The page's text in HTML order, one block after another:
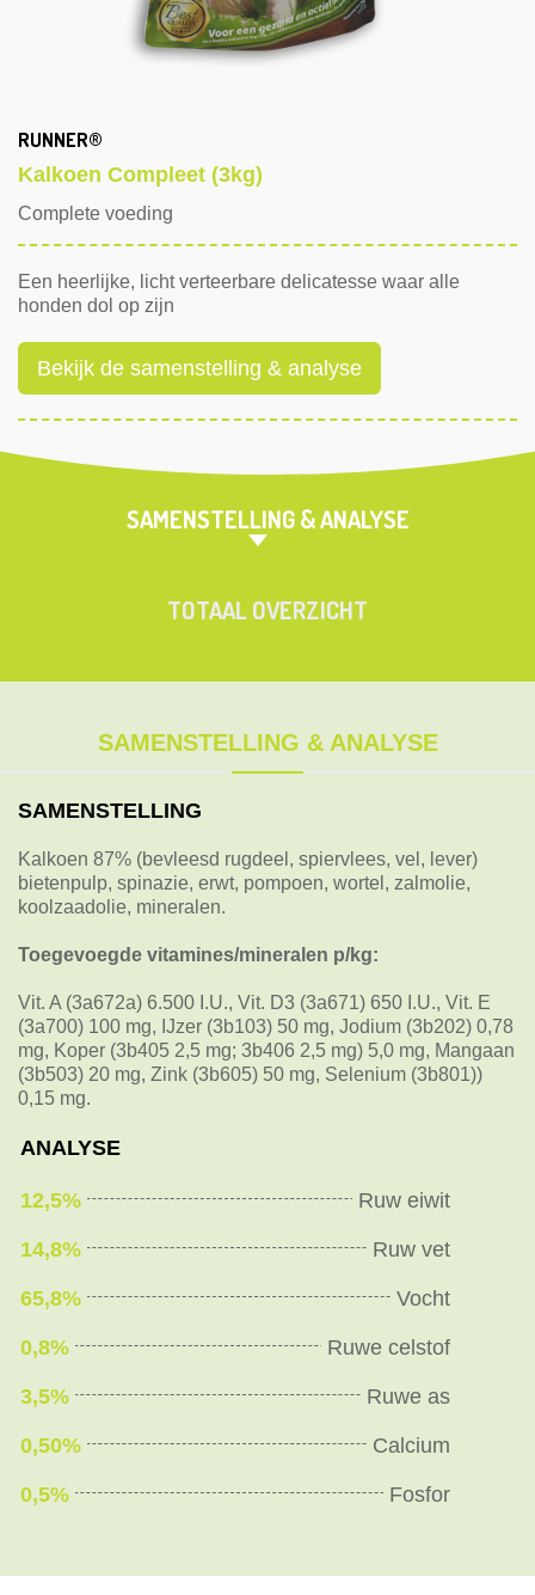
RUNNER®
Kalkoen Compleet (3kg)
Complete voeding
Een heerlijke, licht verteerbare delicatesse waar alle
honden dol op zijn
Bekijk de samenstelling & analyse
SAMENSTELLING & ANALYSE
TOTAAL OVERZICHT
SAMENSTELLING & ANALYSE
SAMENSTELLING
Kalkoen 87% (bevleesd rugdeel, spiervlees, vel, lever)
bietenpulp, spinazie, erwt, pompoen, wortel, zalmolie,
koolzaadolie, mineralen.
Toegevoegde vitamines/mineralen p/kg:
Vit. A (3a672a) 6.500 I.U., Vit. D3 (3a671) 650 I.U., Vit. E
(3a700) 100 mg, IJzer (3b103) 50 mg, Jodium (3b202) 0,78
mg, Koper (3b405 2,5 mg; 3b406 2,5 mg) 5,0 mg, Mangaan
(3b503) 20 mg, Zink (3b605) 50 mg, Selenium (3b801))
0,15 mg.
ANALYSE
12,5% Ruw eiwit
14,8% Ruw vet
65,8% Vocht
0,8% Ruwe celstof
3,5% Ruwe as
0,50% Calcium
0,5% Fosfor